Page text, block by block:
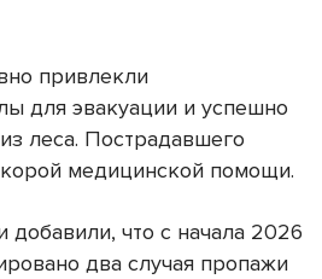
привлекли
для эвакуации и успешно
леса. Пострадавшего
медицинской помощи.
что с начала 2026
два случая пропажи